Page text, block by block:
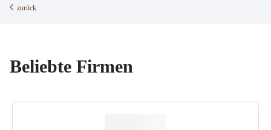
zurück
Beliebte Firmen